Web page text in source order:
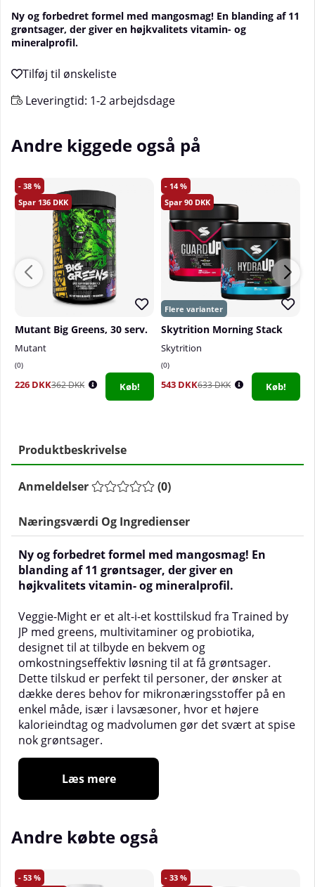
Ny og forbedret formel med mangosmag! En blanding af 11
grøntsager, der giver en højkvalitets vitamin- og
mineralprofil.
Leveringtid: 1-2 arbejdsdage
Andre kiggede også på
38
136
Mutant Big Greens, 30 serv.
Mutant
0
226 DKK362 DKK Køb!
14
90
Skytrition Morning Stack
Skytrition
0
543 DKK633 DKK Køb!
Produktbeskrivelse
Anmeldelser (0)
Næringsværdi Og Ingredienser
Ny og forbedret formel med mangosmag! En
blanding af 11 grøntsager, der giver en
højkvalitets vitamin- og mineralprofil.
Veggie-Might er et alt-i-et kosttilskud fra Trained by
JP med greens, multivitaminer og probiotika,
designet til at tilbyde en bekvem og
omkostningseffektiv løsning til at få grøntsager.
Dette tilskud er perfekt til personer, der ønsker at
dække deres behov for mikronæringsstoffer på en
enkel måde, især i lavsæsoner, hvor et højere
kalorieindtag og madvolumen gør det svært at spise
nok grøntsager.
Veggie-Might har en unik formel med tilsat
probiotika, der fremmer fordøjelsen og bidrager til
forbedret velvære. En velfungerende fordøjelse er
optimere træningspræstationen. Utilstrækkeligt
indtag af mikronæringsstoffer kan gøre det
træningspas, men Veggie-Might hjælper med at
Læs mere
Andre købte også
53
33